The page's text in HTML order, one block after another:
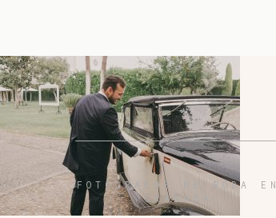
FOTÓGRAFOS DE BODA EN
GRANADA